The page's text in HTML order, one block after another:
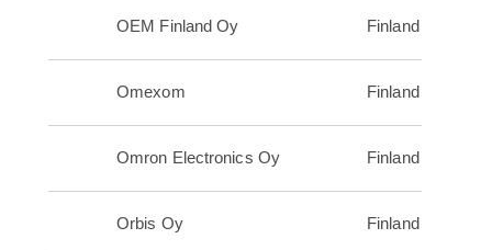
OEM Finland Oy Finland
Omexom Finland
Omron Electronics Oy Finland
Orbis Oy Finland